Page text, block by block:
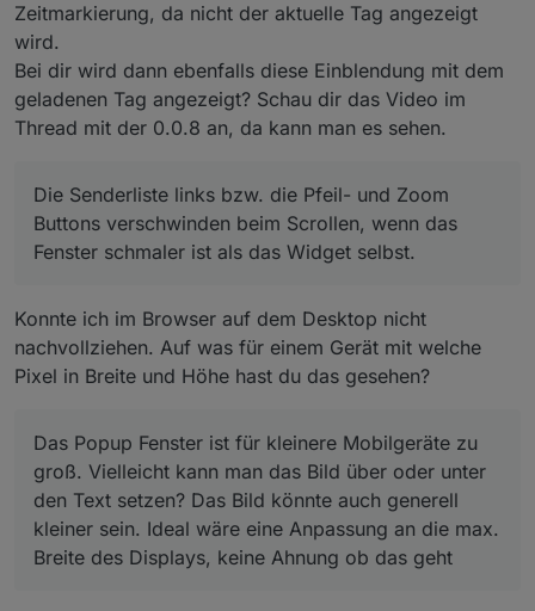
Zeitmarkierung, da nicht der aktuelle Tag angezeigt
wird.
Bei dir wird dann ebenfalls diese Einblendung mit dem
geladenen Tag angezeigt? Schau dir das Video im
Thread mit der 0.0.8 an, da kann man es sehen.
Die Senderliste links bzw. die Pfeil- und Zoom
Buttons verschwinden beim Scrollen, wenn das
Fenster schmaler ist als das Widget selbst.
Konnte ich im Browser auf dem Desktop nicht
nachvollziehen. Auf was für einem Gerät mit welche
Pixel in Breite und Höhe hast du das gesehen?
Das Popup Fenster ist für kleinere Mobilgeräte zu
groß. Vielleicht kann man das Bild über oder unter
den Text setzen? Das Bild könnte auch generell
kleiner sein. Ideal wäre eine Anpassung an die max.
Breite des Displays, keine Ahnung ob das geht